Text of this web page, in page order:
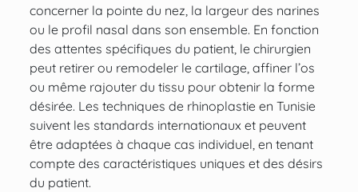
concerner la pointe du nez, la largeur des narines
ou le profil nasal dans son ensemble. En fonction
des attentes spécifiques du patient, le chirurgien
peut retirer ou remodeler le cartilage, affiner l’os
ou même rajouter du tissu pour obtenir la forme
désirée. Les techniques de rhinoplastie en Tunisie
suivent les standards internationaux et peuvent
être adaptées à chaque cas individuel, en tenant
compte des caractéristiques uniques et des désirs
du patient.